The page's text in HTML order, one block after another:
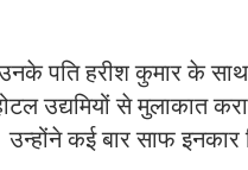
पति हरीश कुमार के
उद्यमियों से मुलाकात
कई बार साफ इनकार